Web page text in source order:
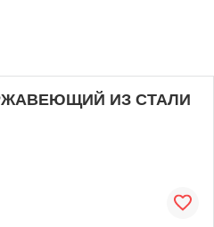
ИЗ СТАЛИ